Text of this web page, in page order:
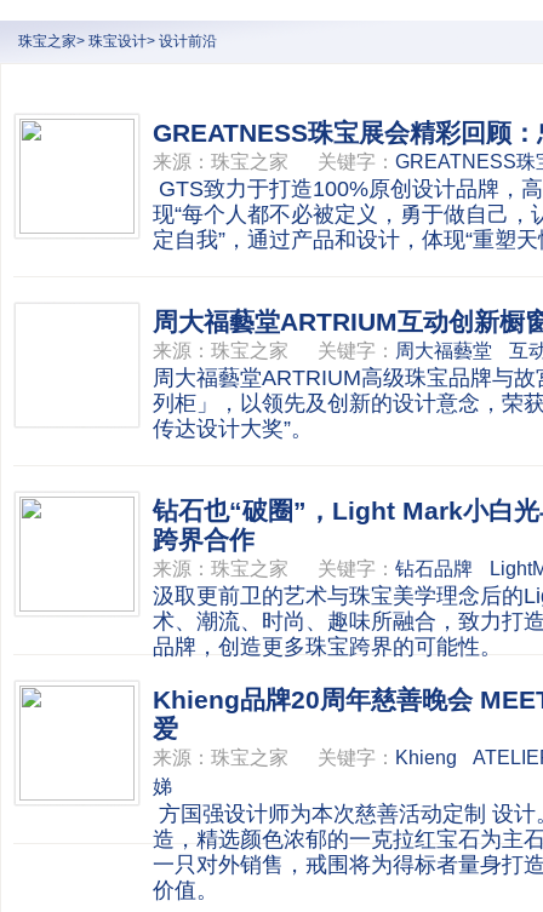
珠宝之家> 珠宝设计> 设计前沿
GREATNESS珠宝展会精彩回顾
来源： 珠宝之家 关键字： GREATNESS珠
GTS致力于打造100%原创设计品牌，
现“每个人都不必被定义，勇于做自己，
定自我”，通过产品和设计，体现“重塑
周大福藝堂ARTRIUM互动创新橱
来源： 珠宝之家 关键字： 周大福藝堂 互
周大福藝堂ARTRIUM高级珠宝品牌与
列柜」，以领先及创新的设计意念，荣
传达设计大奖”。
钻石也“破圈”，Light Mark小白
跨界合作
来源： 珠宝之家 关键字： 钻石品牌
汲取更前卫的艺术与珠宝美学理念后的
术、潮流、时尚、趣味所融合，致力打
品牌，创造更多珠宝跨界的可能性。
Khieng品牌20周年慈善晚会
爱
来源： 珠宝之家 关键字： Khieng
娣
方国强设计师为本次慈善活动定制 设
造，精选颜色浓郁的一克拉红宝石为主
一只对外销售，戒围将为得标者量身打
价值。